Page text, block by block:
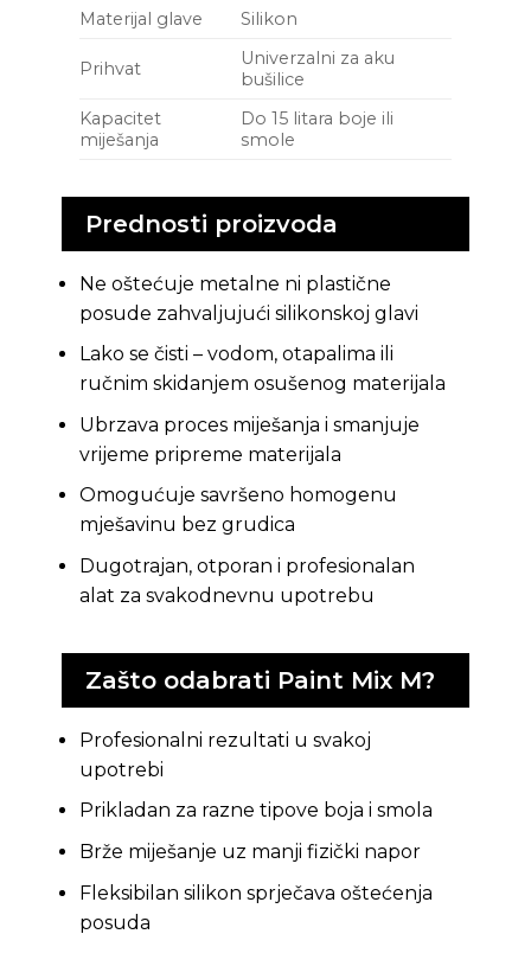
Materijal glave Silikon
Prihvat
Univerzalni za aku
bušilice
Kapacitet
miješanja
Do 15 litara boje ili
smole
Prednosti proizvoda
Ne oštećuje metalne ni plastične
posude zahvaljujući silikonskoj glavi
Lako se čisti – vodom, otapalima ili
ručnim skidanjem osušenog materijala
Ubrzava proces miješanja i smanjuje
vrijeme pripreme materijala
Omogućuje savršeno homogenu
mješavinu bez grudica
Dugotrajan, otporan i profesionalan
alat za svakodnevnu upotrebu
Zašto odabrati Paint Mix M?
Profesionalni rezultati u svakoj
upotrebi
Prikladan za razne tipove boja i smola
Brže miješanje uz manji fizički napor
Fleksibilan silikon sprječava oštećenja
posuda